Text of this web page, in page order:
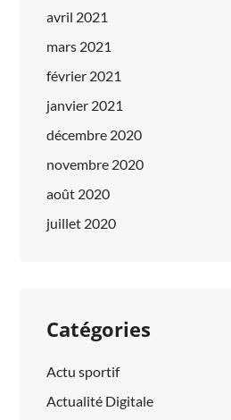
avril 2021
mars 2021
février 2021
janvier 2021
décembre 2020
novembre 2020
août 2020
juillet 2020
Catégories
Actu sportif
Actualité Digitale